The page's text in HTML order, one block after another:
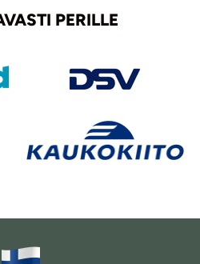
PERILLE